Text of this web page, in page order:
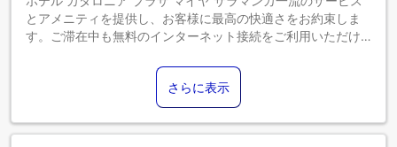
13歳以上のゲストは大人とみなされます。
エキストラベッドの追加可否は、お部屋タイプにより異なり
ます。各部屋タイプ欄の記載をご確認ください。
とアメニティを提供し、お客様に最高の快適さをお約束しま
す。ご滞在中も無料のインターネット接続をご利用いただけ
マンカの素晴らしさを簡単に体験できます。 当宿泊施設で
は、バリアフリー対応の駐車場をご利用いただけます。 フロ
ントデスクが提供するコンシェルジュサービスを利用して、
毎日のアクティビティや旅行の計画を簡単に立てることがで
さらに表示